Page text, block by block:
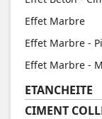
Effet Marbre
Effet Marbre -
Effet Marbre -
ETANCHEITE
CIMENT